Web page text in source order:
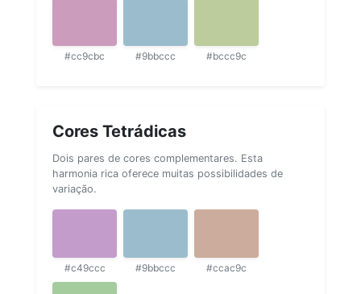
#cc9cbc #9bbccc #bccc9c
Cores Tetrádicas
Dois pares de cores complementares. Esta
harmonia rica oferece muitas possibilidades de
variação.
#c49ccc #9bbccc #ccac9c